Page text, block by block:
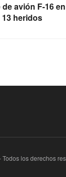
avión F-16
heridos
los derechos